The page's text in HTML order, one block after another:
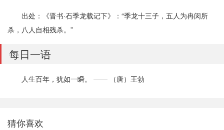
出处：《晋书·石季龙载记下》：“季龙十三子，五人为冉闵所
杀，八人自相残杀。”
每日一语
人生百年，犹如一瞬。 —— （唐）王勃
猜你喜欢